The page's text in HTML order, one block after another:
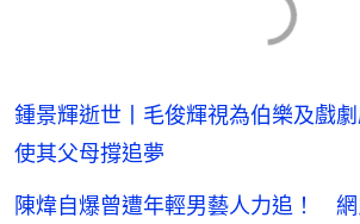
鍾景輝逝世丨毛俊輝視為伯樂及戲
使其父母撐追夢
陳煒自爆曾遭年輕男藝人力追！